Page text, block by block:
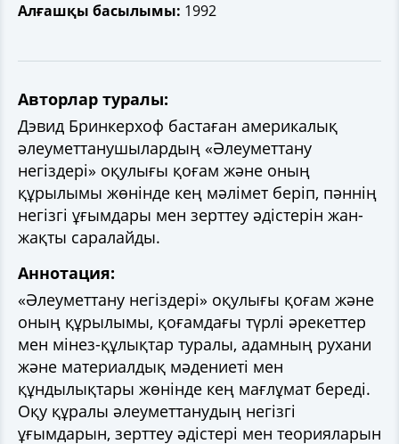
Алғашқы басылымы: 1992
Авторлар туралы:
Дэвид Бринкерхоф бастаған америкалық
әлеуметтанушылардың «Әлеуметтану
негіздері» оқулығы қоғам және оның
құрылымы жөнінде кең мәлімет беріп, пәннің
негізгі ұғымдары мен зерттеу әдістерін жан-
жақты саралайды.
Аннотация:
«Әлеуметтану негіздері» оқулығы қоғам және
оның құрылымы, қоғамдағы түрлі әрекеттер
мен мінез-құлықтар туралы, адамның рухани
және материалдық мәдениеті мен
құндылықтары жөнінде кең мағлұмат береді.
Оқу құралы әлеуметтанудың негізгі
ұғымдарын, зерттеу әдістері мен теорияларын